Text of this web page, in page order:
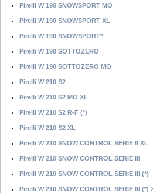
Pirelli W 190 SNOWSPORT MO
Pirelli W 190 SNOWSPORT XL
Pirelli W 190 SNOWSPORT*
Pirelli W 190 SOTTOZERO
Pirelli W 190 SOTTOZERO MO
Pirelli W 210 S2
Pirelli W 210 S2 MO XL
Pirelli W 210 S2 R-F (*)
Pirelli W 210 S2 XL
Pirelli W 210 SNOW CONTROL SERIE II XL
Pirelli W 210 SNOW CONTROL SERIE III
Pirelli W 210 SNOW CONTROL SERIE III (*)
Pirelli W 210 SNOW CONTROL SERIE III (*)